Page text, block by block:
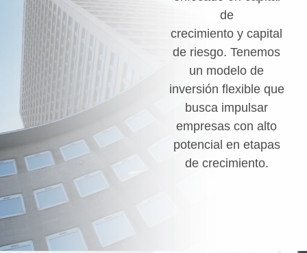
de
crecimiento y capital
de riesgo. Tenemos
un modelo de
inversión flexible que
busca impulsar
empresas con alto
potencial en etapas
de crecimiento.